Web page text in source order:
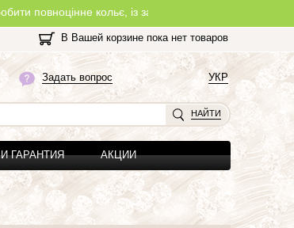
кольє, із замочком, з будь-якої нитки, яку Ви
В Вашей корзине пока нет товаров
Задать вопрос УКР
НАЙТИ
ГАРАНТИЯ АКЦИИ